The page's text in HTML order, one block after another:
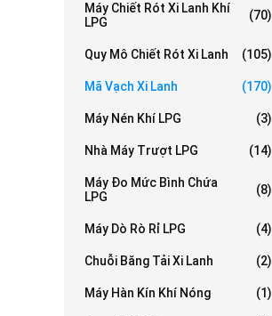
Máy Chiết Rót Xi Lanh Khí
LPG
(70)
Quy Mô Chiết Rót Xi Lanh (105)
Mã Vạch Xi Lanh (170)
Máy Nén Khí LPG (3)
Nhà Máy Trượt LPG (14)
Máy Đo Mức Bình Chứa
LPG
(8)
Máy Dò Rò Rỉ LPG (4)
Chuỗi Băng Tải Xi Lanh (2)
Máy Hàn Kín Khí Nóng (1)